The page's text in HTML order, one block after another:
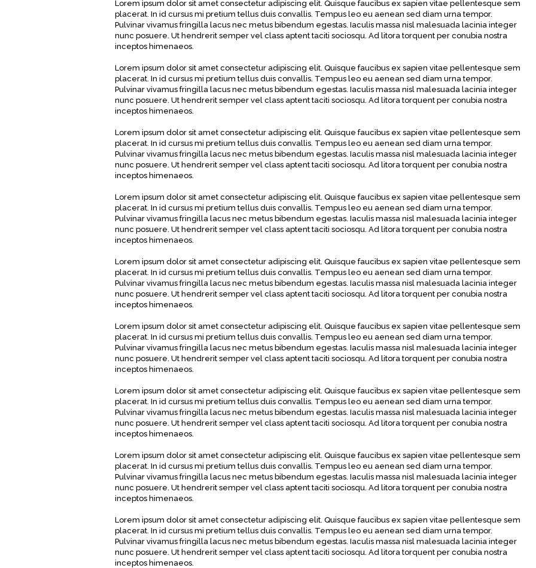
Lorem ipsum dolor sit amet consectetur adipiscing elit. Quisque faucibus ex sapien vitae pellentesque sem
placerat. In id cursus mi pretium tellus duis convallis. Tempus leo eu aenean sed diam urna tempor.
Pulvinar vivamus fringilla lacus nec metus bibendum egestas. Iaculis massa nisl malesuada lacinia integer
nunc posuere. Ut hendrerit semper vel class aptent taciti sociosqu. Ad litora torquent per conubia nostra
inceptos himenaeos.
Lorem ipsum dolor sit amet consectetur adipiscing elit. Quisque faucibus ex sapien vitae pellentesque sem
placerat. In id cursus mi pretium tellus duis convallis. Tempus leo eu aenean sed diam urna tempor.
Pulvinar vivamus fringilla lacus nec metus bibendum egestas. Iaculis massa nisl malesuada lacinia integer
nunc posuere. Ut hendrerit semper vel class aptent taciti sociosqu. Ad litora torquent per conubia nostra
inceptos himenaeos.
Lorem ipsum dolor sit amet consectetur adipiscing elit. Quisque faucibus ex sapien vitae pellentesque sem
placerat. In id cursus mi pretium tellus duis convallis. Tempus leo eu aenean sed diam urna tempor.
Pulvinar vivamus fringilla lacus nec metus bibendum egestas. Iaculis massa nisl malesuada lacinia integer
nunc posuere. Ut hendrerit semper vel class aptent taciti sociosqu. Ad litora torquent per conubia nostra
inceptos himenaeos.
Lorem ipsum dolor sit amet consectetur adipiscing elit. Quisque faucibus ex sapien vitae pellentesque sem
placerat. In id cursus mi pretium tellus duis convallis. Tempus leo eu aenean sed diam urna tempor.
Pulvinar vivamus fringilla lacus nec metus bibendum egestas. Iaculis massa nisl malesuada lacinia integer
nunc posuere. Ut hendrerit semper vel class aptent taciti sociosqu. Ad litora torquent per conubia nostra
inceptos himenaeos.
Lorem ipsum dolor sit amet consectetur adipiscing elit. Quisque faucibus ex sapien vitae pellentesque sem
placerat. In id cursus mi pretium tellus duis convallis. Tempus leo eu aenean sed diam urna tempor.
Pulvinar vivamus fringilla lacus nec metus bibendum egestas. Iaculis massa nisl malesuada lacinia integer
nunc posuere. Ut hendrerit semper vel class aptent taciti sociosqu. Ad litora torquent per conubia nostra
inceptos himenaeos.
Lorem ipsum dolor sit amet consectetur adipiscing elit. Quisque faucibus ex sapien vitae pellentesque sem
placerat. In id cursus mi pretium tellus duis convallis. Tempus leo eu aenean sed diam urna tempor.
Pulvinar vivamus fringilla lacus nec metus bibendum egestas. Iaculis massa nisl malesuada lacinia integer
nunc posuere. Ut hendrerit semper vel class aptent taciti sociosqu. Ad litora torquent per conubia nostra
inceptos himenaeos.
Lorem ipsum dolor sit amet consectetur adipiscing elit. Quisque faucibus ex sapien vitae pellentesque sem
placerat. In id cursus mi pretium tellus duis convallis. Tempus leo eu aenean sed diam urna tempor.
Pulvinar vivamus fringilla lacus nec metus bibendum egestas. Iaculis massa nisl malesuada lacinia integer
nunc posuere. Ut hendrerit semper vel class aptent taciti sociosqu. Ad litora torquent per conubia nostra
inceptos himenaeos.
Lorem ipsum dolor sit amet consectetur adipiscing elit. Quisque faucibus ex sapien vitae pellentesque sem
placerat. In id cursus mi pretium tellus duis convallis. Tempus leo eu aenean sed diam urna tempor.
Pulvinar vivamus fringilla lacus nec metus bibendum egestas. Iaculis massa nisl malesuada lacinia integer
nunc posuere. Ut hendrerit semper vel class aptent taciti sociosqu. Ad litora torquent per conubia nostra
inceptos himenaeos.
Lorem ipsum dolor sit amet consectetur adipiscing elit. Quisque faucibus ex sapien vitae pellentesque sem
placerat. In id cursus mi pretium tellus duis convallis. Tempus leo eu aenean sed diam urna tempor.
Pulvinar vivamus fringilla lacus nec metus bibendum egestas. Iaculis massa nisl malesuada lacinia integer
nunc posuere. Ut hendrerit semper vel class aptent taciti sociosqu. Ad litora torquent per conubia nostra
inceptos himenaeos.